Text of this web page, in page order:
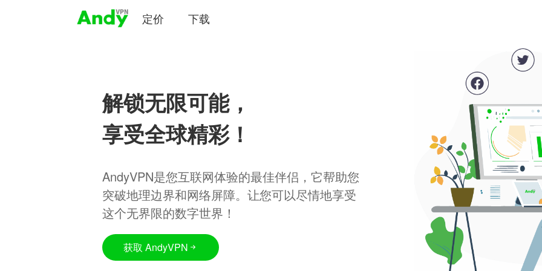
定价 下载
解锁无限可能，
享受全球精彩！
AndyVPN是您互联网体验的最佳伴侣，它帮助您
突破地理边界和网络屏障。让您可以尽情地享受
这个无界限的数字世界！
获取 AndyVPN